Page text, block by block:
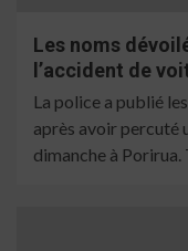
Les noms
l’accident de
La police a publié
après avoir percuté
dimanche à Porirua.